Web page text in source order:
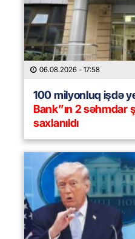
06.08.2026 - 17:58
100 milyonluq işdə
Bank”ın 2 səhmdar
saxlanıldı